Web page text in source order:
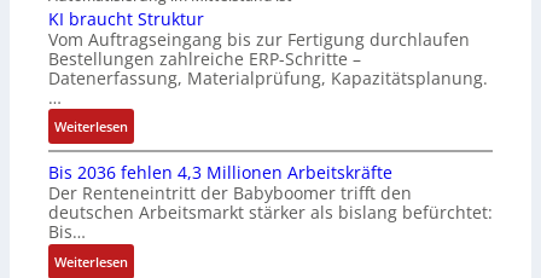
o
n
i
F
a
n
c
z
i
e
u
n
b
e
f
ü
r
m
u
l
t
i
v
r
i
t
l
o
s
e
I
n
t
e
g
r
a
KI braucht Struktur
Vom Auftragseingang bis zur Fertigung durchlaufen
Bestellungen zahlreiche ERP-Schritte –
Datenerfassung, Materialprüfung, Kapazitätsplanung.
…
Weiterlesen:
K
I
b
r
a
u
Bis 2036 fehlen 4,3 Millionen Arbeitskräfte
Der Renteneintritt der Babyboomer trifft den
deutschen Arbeitsmarkt stärker als bislang befürchtet:
Bis…
Weiterlesen: